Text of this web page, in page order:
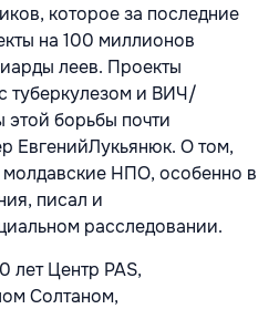
которое за последние
на 100 миллионов
леев. Проекты
туберкулезом и ВИЧ/
борьбы почти
ЕвгенийЛукьянюк. О том,
молдавские НПО, особенно в
писал и
расследовании.
лет Центр PAS,
Солтаном,